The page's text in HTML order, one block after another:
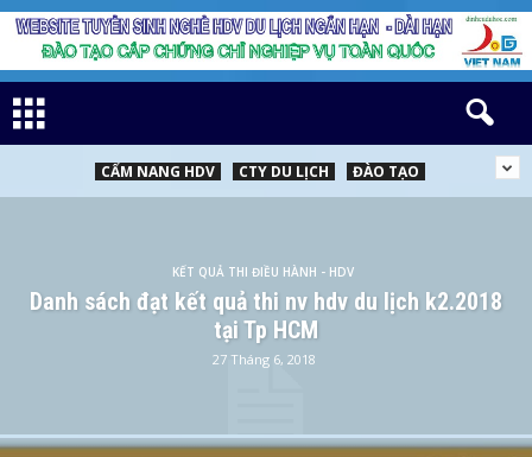
CẨM NANG HDV CTY DU LỊCH ĐÀO TẠO
KẾT QUẢ THI ĐIỀU HÀNH - HDV
Danh sách đạt kết quả thi nv hdv du lịch k2.2018
tại Tp HCM
27 Tháng 6, 2018